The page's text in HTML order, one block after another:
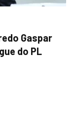
Gaspar
do PL